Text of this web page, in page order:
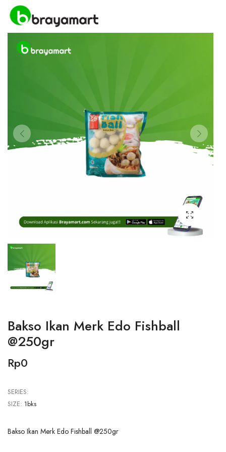
Bakso Ikan Merk Edo Fishball
@250gr
Rp0
SERIES:
SIZE: 1bks
Bakso Ikan Merk Edo Fishball @250gr